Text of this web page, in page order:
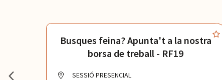
Busques feina? Apunta't a la nostra
borsa de treball - RF19
SESSIÓ PRESENCIAL